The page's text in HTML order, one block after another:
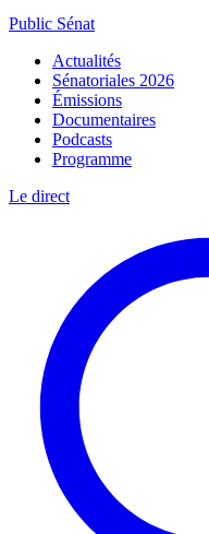
Public Sénat
Actualités
Sénatoriales 2026
Émissions
Documentaires
Podcasts
Programme
Le direct